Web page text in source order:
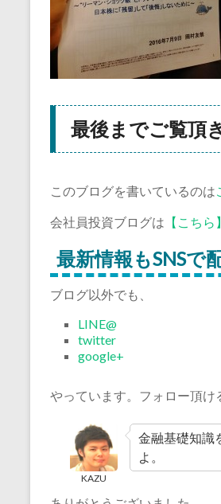
最後までご覧頂
このブログを書いているのは
会社員投資ブログは 【こちら】
最新情報もSNSで
ブログ以外でも、
LINE@
twitter
google+
やっています。フォロー頂け
KAZU
金融基礎知識
よ。